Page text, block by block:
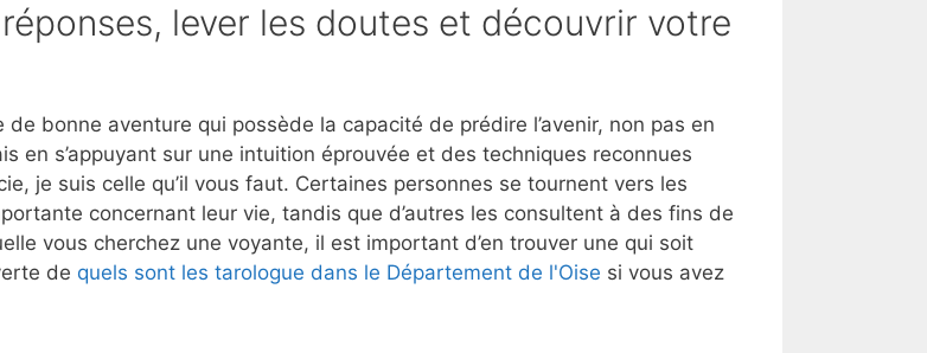
lever les doutes et découvrir votre
bonne aventure qui possède la capacité de prédire l’avenir, non pas en
en s’appuyant sur une intuition éprouvée et des techniques reconnues
je suis celle qu’il vous faut. Certaines personnes se tournent vers les
concernant leur vie, tandis que d’autres les consultent à des fins de
vous cherchez une voyante, il est important d’en trouver une qui soit
de quels sont les tarologue dans le Département de l'Oise si vous avez